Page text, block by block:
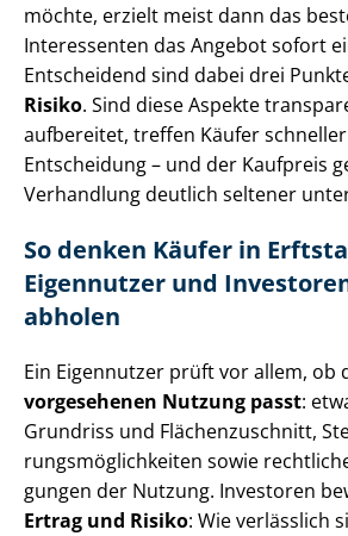
möchte, erzielt meist dann das
Interessenten das Angebot sofort
Entscheidend sind dabei drei
Risiko. Sind diese Aspekte
aufbereitet, treffen Käufer
Entscheidung – und der Kaufpreis
Verhandlung deutlich seltener
So denken Käufer in
Eigennutzer und
abholen
Ein Eigennutzer prüft vor allem, ob
vorgesehenen Nutzung passt:
Grundriss und Flä­chen­zu­schnitt,
rungs­mög­lich­kei­ten sowie
gun­gen der Nutzung. Investoren
Ertrag und Risiko: Wie verlässlich